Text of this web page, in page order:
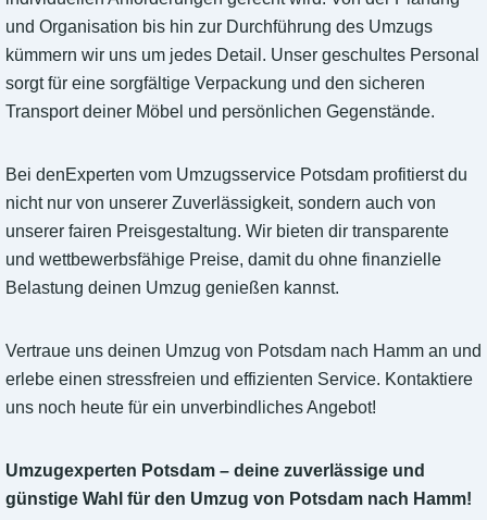
und Organisation bis hin zur Durchführung des Umzugs
kümmern wir uns um jedes Detail. Unser geschultes Personal
sorgt für eine sorgfältige Verpackung und den sicheren
Transport deiner Möbel und persönlichen Gegenstände.
Bei denExperten vom Umzugsservice Potsdam profitierst du
nicht nur von unserer Zuverlässigkeit, sondern auch von
unserer fairen Preisgestaltung. Wir bieten dir transparente
und wettbewerbsfähige Preise, damit du ohne finanzielle
Belastung deinen Umzug genießen kannst.
Vertraue uns deinen Umzug von Potsdam nach Hamm an und
erlebe einen stressfreien und effizienten Service. Kontaktiere
uns noch heute für ein unverbindliches Angebot!
Umzugexperten Potsdam – deine zuverlässige und
günstige Wahl für den Umzug von Potsdam nach Hamm!